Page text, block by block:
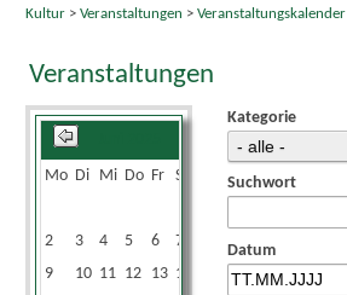
Kultur> Veranstaltungen > Veranstaltungskalender
Veranstaltungen
Mo Di Mi Do Fr Sa
2
3 4 5 6 7
9
10 11 12 13 14
Kategorie
Suchwort
Datum